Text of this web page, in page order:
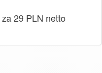
za 29 PLN netto